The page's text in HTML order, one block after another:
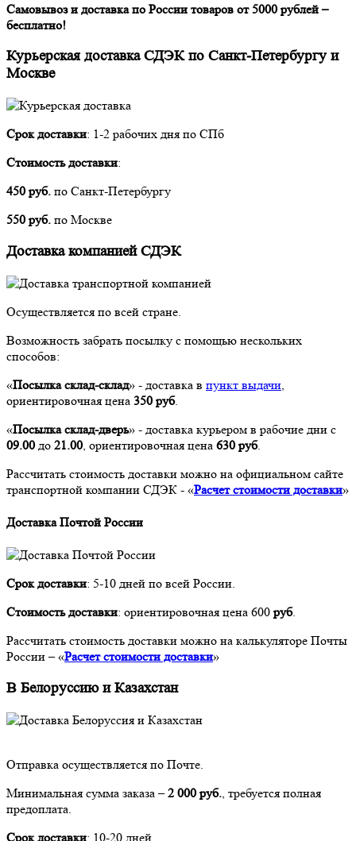
Самовывоз и доставка по России товаров от 5000 рублей –
бесплатно!
Курьерская доставка СДЭК по Санкт-Петербургу и
Москве
Срок доставки: 1-2 рабочих дня по СПб
Стоимость доставки:
450 руб. по Санкт-Петербургу
550 руб. по Москве
Доставка компанией СДЭК
Осуществляется по всей стране.
Возможность забрать посылку с помощью нескольких
способов:
«Посылка склад-склад» - доставка в пункт выдачи
ориентировочная цена 350 руб.
«Посылка склад-дверь» - доставка курьером в рабочие дни с
09.00 до 21.00 , ориентировочная цена 630 руб.
Рассчитать стоимость доставки можно на официальном сайте
транспортной компании СДЭК - «Расчет стоимости доставки»
Доставка Почтой России
Срок доставки: 5-10 дней по всей России.
Стоимость доставки: ориентировочная цена 600 руб.
Рассчитать стоимость доставки можно на калькуляторе Почты
России – «Расчет стоимости доставки»
В Белоруссию и Казахстан
Отправка осуществляется по Почте.
Минимальная сумма заказа –2 000 руб. , требуется полная
предоплата.
Срок доставки: 10-20 дней.